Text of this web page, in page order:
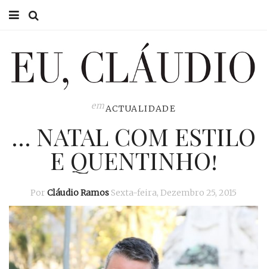
EU CLÁUDIO
EU NA TV
emACTUALIDADE
… NATAL COM ESTILO
E QUENTINHO!
Por Cláudio Ramos Sexta-feira, Dezembro 25, 2015